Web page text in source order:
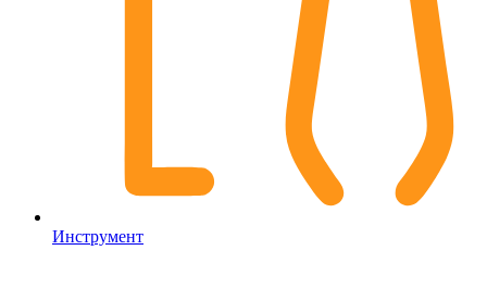
Инструмент